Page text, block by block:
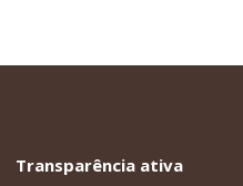
Transparência ativa